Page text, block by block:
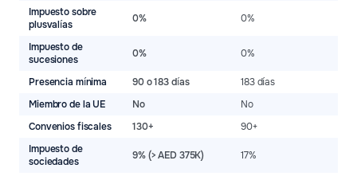
Impuesto sobre
plusvalías
0% 0%
Impuesto de
sucesiones
0% 0%
Presencia mínima 90 o 183 días 183 días
Miembro de la UE
No No
Convenios fiscales
130+ 90+
Impuesto de
sociedades
9% (> AED 375K) 17%